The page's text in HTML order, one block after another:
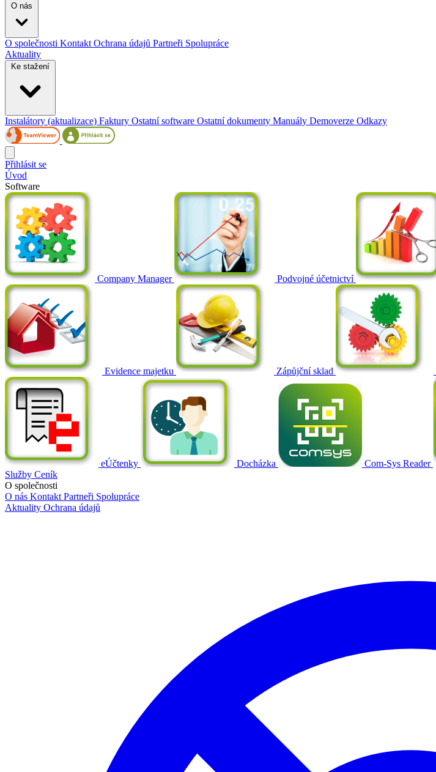
O nás
O společnosti Kontakt Ochrana údajů Partneři Spolupráce
Aktuality
Ke stažení
Instalátory (aktualizace) Faktury Ostatní software Ostatní dokumenty Manuály Demoverze Odkazy
Přihlásit se
Úvod
Software
Company Manager Podvojné účetnictví
Evidence majetku Zápůjční sklad
eÚčtenky Docházka Com-Sys Reader
Služby Ceník
O společnosti
O nás Kontakt Partneři Spolupráce
Aktuality Ochrana údajů